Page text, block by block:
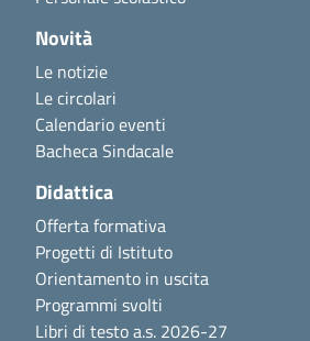
Novità
Le notizie
Le circolari
Calendario eventi
Bacheca Sindacale
Didattica
Offerta formativa
Progetti di Istituto
Orientamento in uscita
Programmi svolti
Libri di testo a.s. 2026-27